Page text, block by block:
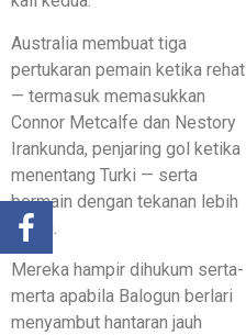
Australia membuat tiga
pertukaran pemain ketika rehat
— termasuk memasukkan
Connor Metcalfe dan Nestory
Irankunda, penjaring gol ketika
menentang Turki — serta
bermain dengan tekanan lebih
tinggi.
Mereka hampir dihukum serta-
merta apabila Balogun berlari
menyambut hantaran jauh